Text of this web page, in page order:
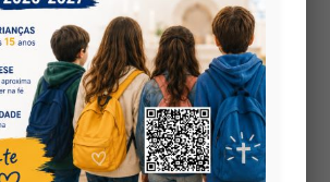
on:wp-content
but this site
www.paroquiaajudalisboa.com
PDF files must be
the same domain as this